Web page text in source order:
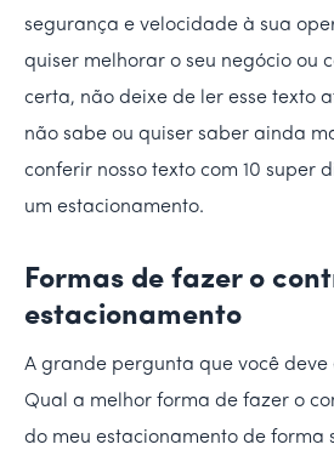
segurança e velocidade à sua
quiser melhorar o seu negócio ou
certa, não deixe de ler esse texto
não sabe ou quiser saber ainda
conferir nosso texto com 10 super
um estacionamento.
Formas de fazer o
estacionamento
A grande pergunta que você deve
Qual a melhor forma de fazer o
do meu estacionamento de forma